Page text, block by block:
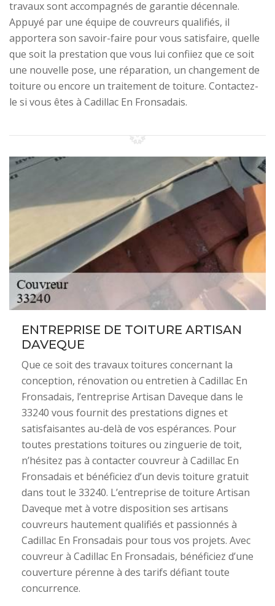
travaux sont accompagnés de garantie décennale.
Appuyé par une équipe de couvreurs qualifiés, il
apportera son savoir-faire pour vous satisfaire, quelle
que soit la prestation que vous lui confiiez que ce soit
une nouvelle pose, une réparation, un changement de
toiture ou encore un traitement de toiture. Contactez-
le si vous êtes à Cadillac En Fronsadais.
ENTREPRISE DE TOITURE ARTISAN
DAVEQUE
Que ce soit des travaux toitures concernant la
conception, rénovation ou entretien à Cadillac En
Fronsadais, l’entreprise Artisan Daveque dans le
33240 vous fournit des prestations dignes et
satisfaisantes au-delà de vos espérances. Pour
toutes prestations toitures ou zinguerie de toit,
n’hésitez pas à contacter couvreur à Cadillac En
Fronsadais et bénéficiez d’un devis toiture gratuit
dans tout le 33240. L’entreprise de toiture Artisan
Daveque met à votre disposition ses artisans
couvreurs hautement qualifiés et passionnés à
Cadillac En Fronsadais pour tous vos projets. Avec
couvreur à Cadillac En Fronsadais, bénéficiez d’une
couverture pérenne à des tarifs défiant toute
concurrence.